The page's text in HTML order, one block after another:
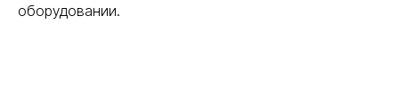
оборудовании.